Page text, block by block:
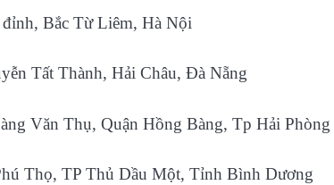
Bắc Từ Liêm, Hà Nội
Tất Thành, Hải Châu, Đà Nẵng
Văn Thụ, Quận Hồng Bàng, Tp Hải Phòng
Thọ, TP Thủ Dầu Một, Tỉnh Bình Dương